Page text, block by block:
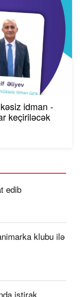
idman -
keçiriləcək
edib
klubu ilə
iştirak